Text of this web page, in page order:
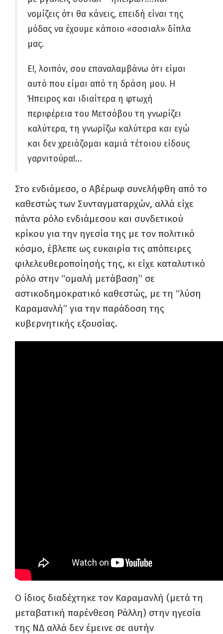
νομίζεις ότι θα κάνεις, επειδή είναι της
μόδας να έχουμε κάποιο «σοσιαλ» δίπλα
μας.
Ε!, λοιπόν, σου επαναλαμβάνω ότι είμαι
αυτό που είμαι από τη δράση μου. Η
Ήπειρος και ιδιαίτερα η φτωχή
περιφέρεια του Μετσόβου τη γνωρίζει
καλύτερα, τη γνωρίζω καλύτερα και εγώ
και δεν χρειάζομαι καμιά τέτοιου είδους
γαρνιτούρα!…
Στο ενδιάμεσο, ο Αβέρωφ συνελήφθη από το
καθεστώς των Συνταγματαρχών, αλλά είχε
πάντα ρόλο ενδιάμεσου και συνδετικού
κρίκου για την ηγεσία της με τον πολιτικό
κόσμο, έβλεπε ως ευκαιρία τις απόπειρες
φιλελευθεροποίησής της, κι είχε καταλυτικό
ρόλο στην “ομαλή μετάβαση” σε
αστικοδημοκρατικό καθεστώς, με τη “λύση
Καραμανλή” για την παράδοση της
κυβερνητικής εξουσίας.
Ο ίδιος διαδέχτηκε τον Καραμανλή (μετά τη
μεταβατική παρένθεση Ράλλη) στην ηγεσία
της ΝΔ αλλά δεν έμεινε σε αυτήν